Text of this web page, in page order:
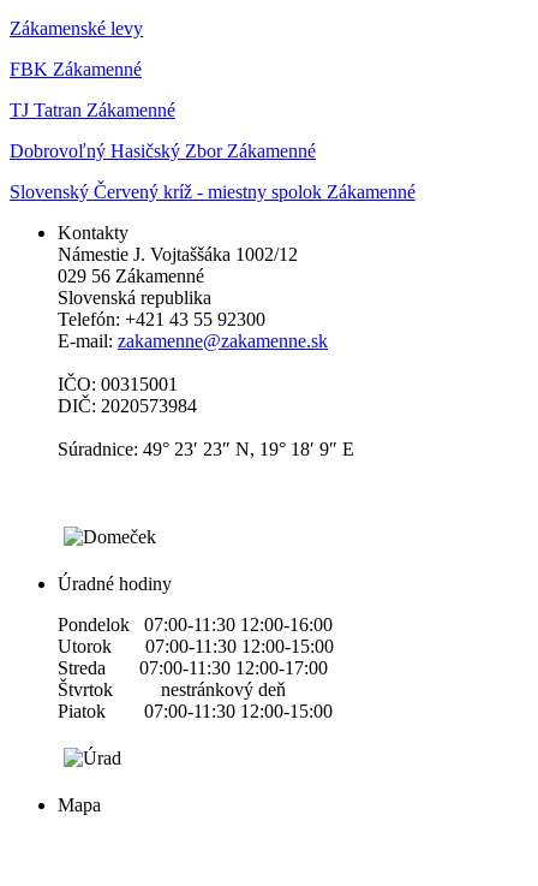
Zákamenské levy
FBK Zákamenné
TJ Tatran Zákamenné
Dobrovoľný Hasičský Zbor Zákamenné
Slovenský Červený kríž - miestny spolok Zákamenné
Kontakty
Námestie J. Vojtaššáka 1002/12
029 56 Zákamenné
Slovenská republika
Telefón: +421 43 55 92300
E-mail: zakamenne@zakamenne.sk
IČO: 00315001
DIČ: 2020573984
Súradnice: 49° 23′ 23″ N, 19° 18′ 9″ E
Úradné hodiny
Pondelok 07:00-11:30 12:00-16:00
Utorok 07:00-11:30 12:00-15:00
Streda 07:00-11:30 12:00-17:00
Štvrtok nestránkový deň
Piatok 07:00-11:30 12:00-15:00
Mapa